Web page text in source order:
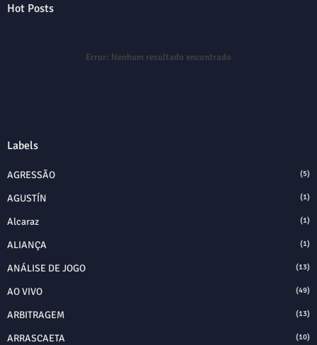
Hot Posts
Error: Nenhum resultado encontrado
Labels
AGRESSÃO (5)
AGUSTÍN (1)
Alcaraz (1)
ALIANÇA (1)
ANÁLISE DE JOGO (13)
AO VIVO (49)
ARBITRAGEM (13)
ARRASCAETA (10)